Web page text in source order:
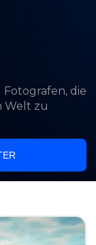
die
Welt zu